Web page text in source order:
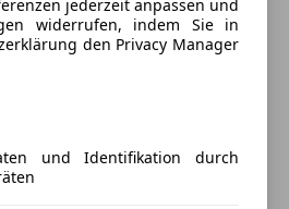
jederzeit anpassen und
widerrufen, indem Sie in
den Privacy Manager
und Identifikation durch